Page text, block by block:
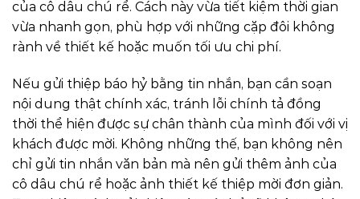
của cô dâu chú rể. Cách này vừa tiết kiệm thời gian
vừa nhanh gọn, phù hợp với những cặp đôi không
rành về thiết kế hoặc muốn tối ưu chi phí.
Nếu gửi thiệp báo hỷ bằng tin nhắn, bạn cần soạn
nội dung thật chính xác, tránh lỗi chính tả đồng
thời thể hiện được sự chân thành của mình đối với vị
khách được mời. Không những thế, bạn không nên
chỉ gửi tin nhắn văn bản mà nên gửi thêm ảnh của
cô dâu chú rể hoặc ảnh thiết kế thiệp mời đơn giản.